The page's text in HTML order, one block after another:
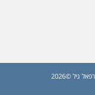
כל הזכויות שמורות לאיגוד המהנדסים והמהנדס רפאל גיל ©2026